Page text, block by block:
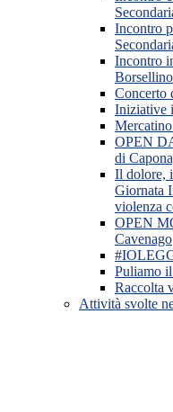
Incontro
Incontro
Borsellino
Concerto
Iniziative
OPEN
di
Il dolore,
Giornata
violenza
OPEN
Cavenago
Puliamo
Raccolta
Attività svolte